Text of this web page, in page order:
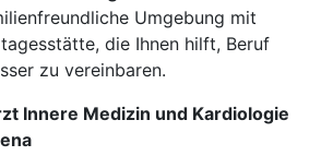
Umgebung mit
die Ihnen hilft, Beruf
zu vereinbaren.
Innere Medizin und Kardiologie